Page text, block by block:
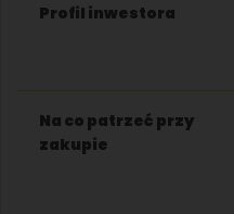
Profil inwestora
Na co patrzeć przy
zakupie